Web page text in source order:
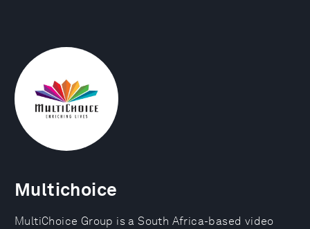
Multichoice
MultiChoice Group is a South Africa-based video